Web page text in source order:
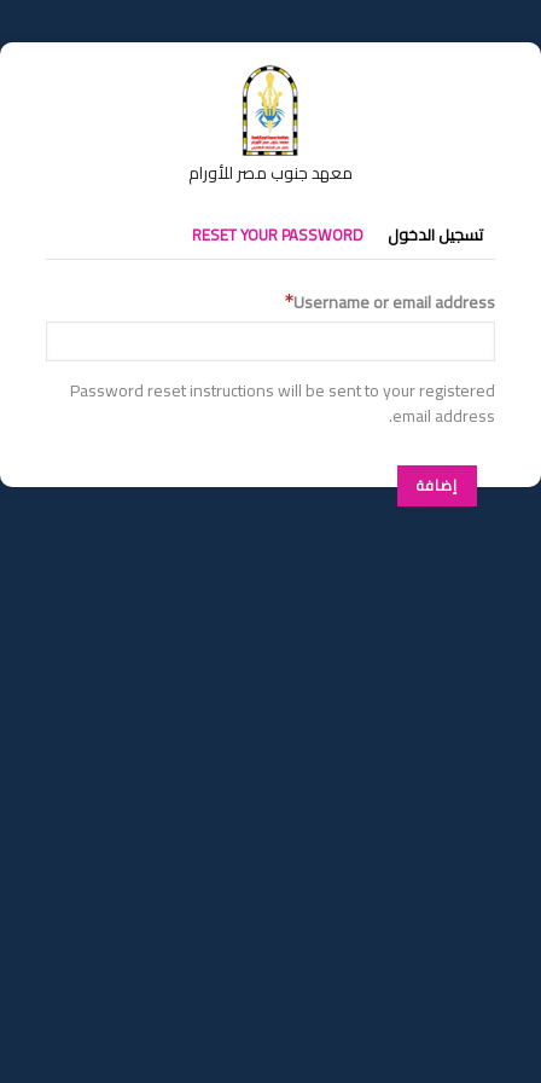
إلى
المحتوى
معهد جنوب مصر للأورام
التبويبات
الأساسية
تسجيل الدخول RESET YOUR PASSWORD
Username or email address
Password reset instructions will be sent to your registered
email address.